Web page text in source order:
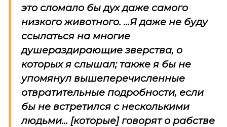
это сломало бы дух даже самого
низкого животного. ...Я даже не буду
ссылаться на многие
душераздирающие зверства, о
которых я слышал; также я бы не
упомянул вышеперечисленные
отвратительные подробности, если
бы не встретился с несколькими
людьми... [которые] говорят о рабстве